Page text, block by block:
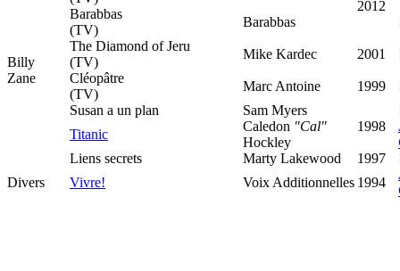
Billy
Zane
2012
Barabbas
(TV)
Barabbas
The Diamond of Jeru
(TV)
Mike Kardec 2001
Cléopâtre
(TV)
Marc Antoine 1999
Susan a un plan
Sam Myers
1998
Titanic
Caledon "Cal"
Hockley
Liens secrets
Marty Lakewood 1997
Divers
Vivre! Voix Additionnelles 1994